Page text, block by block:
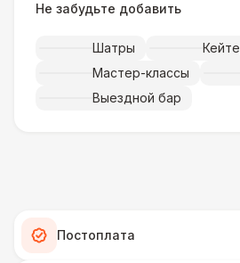
Не забудьте добавить
Шатры
Мастер-классы
Выездной бар
Постоплата